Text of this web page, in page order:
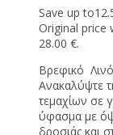
Save up to
Original price
28.00 €.
Βρεφικό
Ανακαλύψτε
τεμαχίων σε
ύφασμα με
δροσιάς και